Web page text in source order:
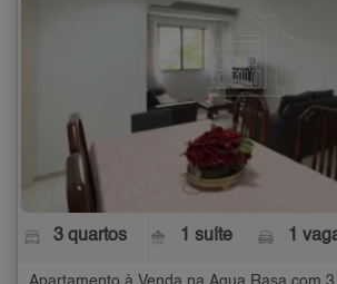
3 quartos 1 suíte 1